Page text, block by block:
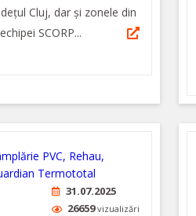
Cluj, dar şi zonele din
SCORP...
31.07.2025
26659vizualizări